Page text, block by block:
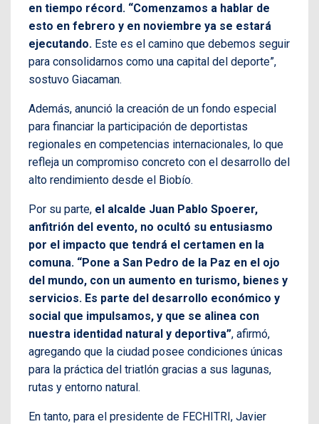
en tiempo récord. “Comenzamos a hablar de
esto en febrero y en noviembre ya se estará
ejecutando. Este es el camino que debemos seguir
para consolidarnos como una capital del deporte”,
sostuvo Giacaman.
Además, anunció la creación de un fondo especial
para financiar la participación de deportistas
regionales en competencias internacionales, lo que
refleja un compromiso concreto con el desarrollo del
alto rendimiento desde el Biobío.
Por su parte, el alcalde Juan Pablo Spoerer,
anfitrión del evento, no ocultó su entusiasmo
por el impacto que tendrá el certamen en la
comuna. “Pone a San Pedro de la Paz en el ojo
del mundo, con un aumento en turismo, bienes y
servicios. Es parte del desarrollo económico y
social que impulsamos, y que se alinea con
nuestra identidad natural y deportiva”, afirmó,
agregando que la ciudad posee condiciones únicas
para la práctica del triatlón gracias a sus lagunas,
rutas y entorno natural.
En tanto, para el presidente de FECHITRI, Javier